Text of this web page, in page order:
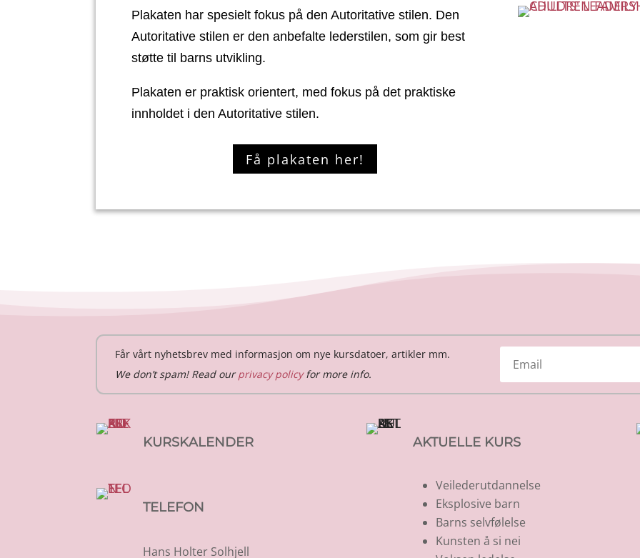
Plakaten har spesielt fokus på den Autoritative stilen. Den
Autoritative stilen er den anbefalte lederstilen, som gir best
støtte til barns utvikling.
Plakaten er praktisk orientert, med fokus på det praktiske
innholdet i den Autoritative stilen.
Få plakaten her!
Får vårt nyhetsbrev med informasjon om nye kursdatoer, artikler mm.
We don’t spam! Read ourprivacy policyfor more info.
KURSKALENDER
TELEFON
Hans Holter Solhjell
AKTUELLE KURS
Veilederutdannelse
Eksplosive barn
Barns selvfølelse
Kunsten å si nei